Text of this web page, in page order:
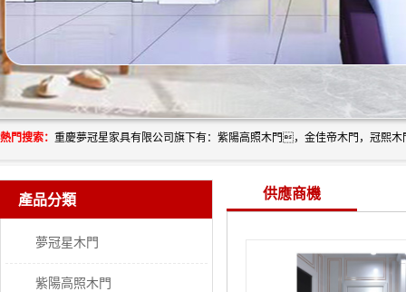
熱門搜索：
產品分類
夢冠星木門
紫陽高照木門
供應商機